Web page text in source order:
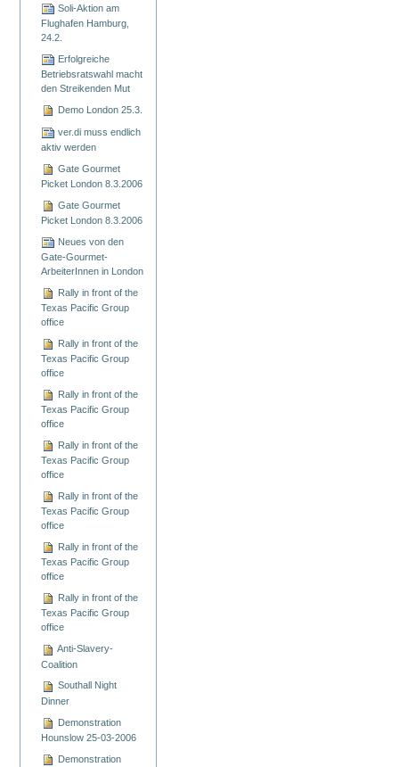
Soli-Aktion am
Flughafen Hamburg,
24.2.
Erfolgreiche
Betriebsratswahl macht
den Streikenden Mut
Demo London 25.3.
ver.di muss endlich
aktiv werden
Gate Gourmet
Picket London 8.3.2006
Gate Gourmet
Picket London 8.3.2006
Neues von den
Gate-Gourmet-
ArbeiterInnen in London
Rally in front of the
Texas Pacific Group
office
Rally in front of the
Texas Pacific Group
office
Rally in front of the
Texas Pacific Group
office
Rally in front of the
Texas Pacific Group
office
Rally in front of the
Texas Pacific Group
office
Rally in front of the
Texas Pacific Group
office
Rally in front of the
Texas Pacific Group
office
Anti-Slavery-
Coalition
Southall Night
Dinner
Demonstration
Hounslow 25-03-2006
Demonstration